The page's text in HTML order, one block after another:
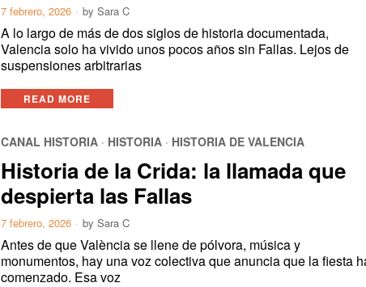
7 febrero, 2026 bySara C
A lo largo de más de dos siglos de historia documentada,
Valencia solo ha vivido unos pocos años sin Fallas. Lejos de
suspensiones arbitrarias
READ MORE
CANAL HISTORIA · HISTORIA · HISTORIA DE VALENCIA
Historia de la Crida: la llamada que
despierta las Fallas
7 febrero, 2026 bySara C
Antes de que València se llene de pólvora, música y
monumentos, hay una voz colectiva que anuncia que la fiesta
comenzado. Esa voz